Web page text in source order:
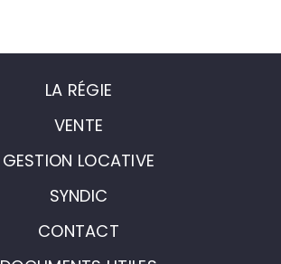
LA RÉGIE
VENTE
GESTION LOCATIVE
SYNDIC
CONTACT